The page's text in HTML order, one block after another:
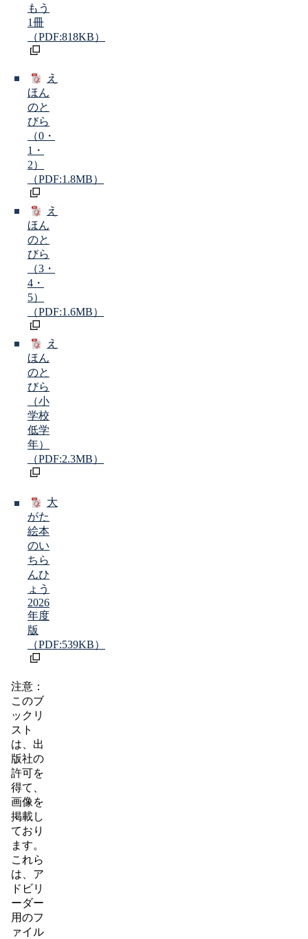
もう
1冊
（PDF:818KB）
え
ほん
のと
びら
（0・
1・
2）
（PDF:1.8MB）
え
ほん
のと
びら
（3・
4・
5）
（PDF:1.6MB）
え
ほん
のと
びら
（小
学校
低学
年）
（PDF:2.3MB）
大
がた
絵本
のい
ちら
んひ
ょう
2026
年度
版
（PDF:539KB）
注意：
このブ
ックリ
スト
は、出
版社の
許可を
得て、
画像を
掲載し
ており
ます。
これら
は、ア
ドビリ
ーダー
用のフ
ァイル